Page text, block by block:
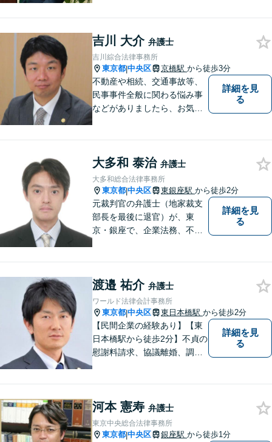
完全個室】夜間や休日のご相
談に対応可能
吉川 大介 弁護士
吉川綜合法律事務所
東京都|中央区 京橋駅 から徒歩3分
不動産や相続、交通事故等、
民事事件全般に関わる悩み事
などがありましたら、お気軽
詳細を見
る
大多和 泰治 弁護士
大多和総合法律事務所
東京都|中央区 東銀座駅 から徒歩2分
元裁判官の弁護士（地家裁支
部長を最後に退官）が、東
京・銀座で、企業法務、不動
業務を取り扱っている事務所
です。 実務経験は２７年（裁
判官７年、弁護士２０年）で
す。
詳細を見
る
渡邉 祐介 弁護士
ワールド法律会計事務所
東京都|中央区 東日本橋駅 から徒歩2分
【民間企業の経験あり】【東
日本橋駅から徒歩2分】不貞の
慰謝料請求、協議離婚、調停
さい。最大の味方としてじっ
くりお話をお伺いします。
【粘り強い交渉が強み】
詳細を見
る
河本 憲寿 弁護士
東京中央総合法律事務所
東京都|中央区 銀座駅 から徒歩1分